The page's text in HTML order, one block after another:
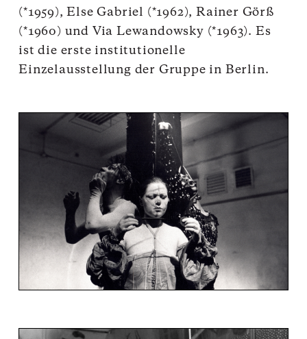
(*1959), Else Gabriel (*1962), Rainer Görß
(*1960) und Via Lewandowsky (*1963). Es
ist die erste institutionelle
Einzelausstellung der Gruppe in Berlin.